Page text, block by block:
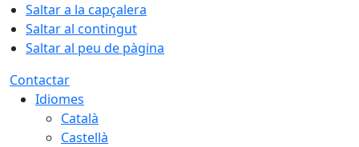
Saltar a la capçalera
Saltar al contingut
Saltar al peu de pàgina
Contactar
Idiomes
Català
Castellà